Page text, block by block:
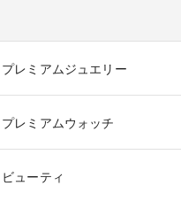
プレミアムジュエリー
プレミアムウォッチ
ビューティ